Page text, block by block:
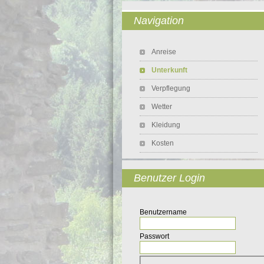
Navigation
Anreise
Unterkunft
Verpflegung
Wetter
Kleidung
Kosten
Benutzer Login
Benutzername
Passwort